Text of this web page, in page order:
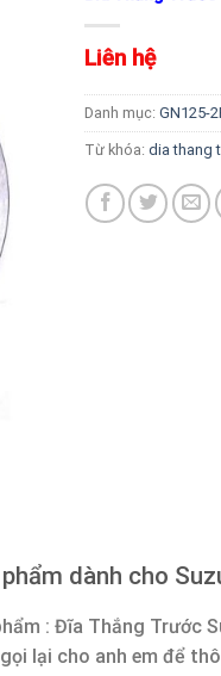
Liên hệ
Danh mục: GN125-
Từ khóa: dia thang
dành cho
: Đĩa Thắng Trước
lại cho anh em để